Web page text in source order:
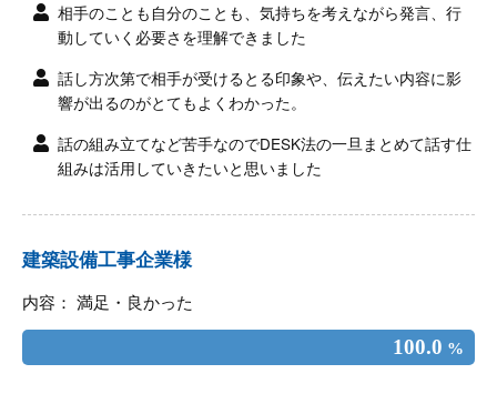
相手のことも自分のことも、気持ちを考えながら発言、行
動していく必要さを理解できました
話し方次第で相手が受けるとる印象や、伝えたい内容に影
響が出るのがとてもよくわかった。
話の組み立てなど苦手なのでDESK法の一旦まとめて話す仕
組みは活用していきたいと思いました
建築設備工事企業様
内容： 満足・良かった
100.0 %